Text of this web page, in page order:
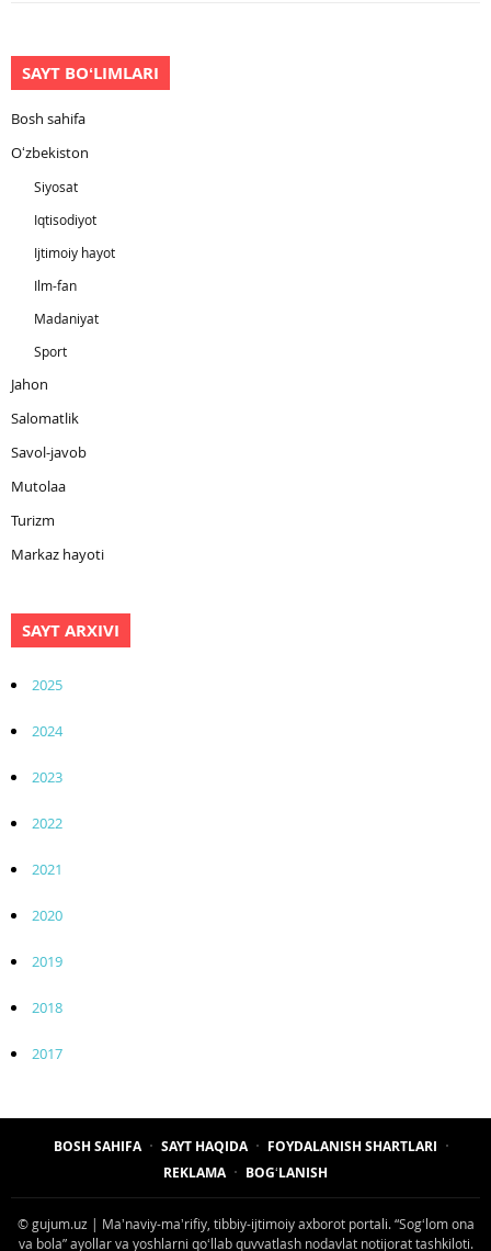
SAYT BOʻLIMLARI
Bosh sahifa
Oʻzbekiston
Siyosat
Iqtisodiyot
Ijtimoiy hayot
Ilm-fan
Madaniyat
Sport
Jahon
Salomatlik
Savol-javob
Mutolaa
Turizm
Markaz hayoti
SAYT ARXIVI
2025
2024
2023
2022
2021
2020
2019
2018
2017
BOSH SAHIFA SAYT HAQIDA
FOYDALANISH SHARTLARI
REKLAMA
BOGʻLANISH
© gujum.uz | Maʼnaviy-maʼrifiy, tibbiy-ijtimoiy axborot portali. “Sogʻlom ona
va bola” ayollar va yoshlarni qoʻllab quvvatlash nodavlat notijorat tashkiloti.